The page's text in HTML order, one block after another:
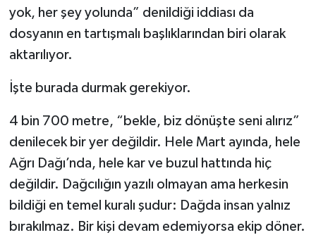
yok, her şey yolunda” denildiği iddiası da
dosyanın en tartışmalı başlıklarından biri olarak
aktarılıyor.
İşte burada durmak gerekiyor.
4 bin 700 metre, “bekle, biz dönüşte seni alırız”
denilecek bir yer değildir. Hele Mart ayında, hele
Ağrı Dağı’nda, hele kar ve buzul hattında hiç
değildir. Dağcılığın yazılı olmayan ama herkesin
bildiği en temel kuralı şudur: Dağda insan yalnız
bırakılmaz. Bir kişi devam edemiyorsa ekip döner.